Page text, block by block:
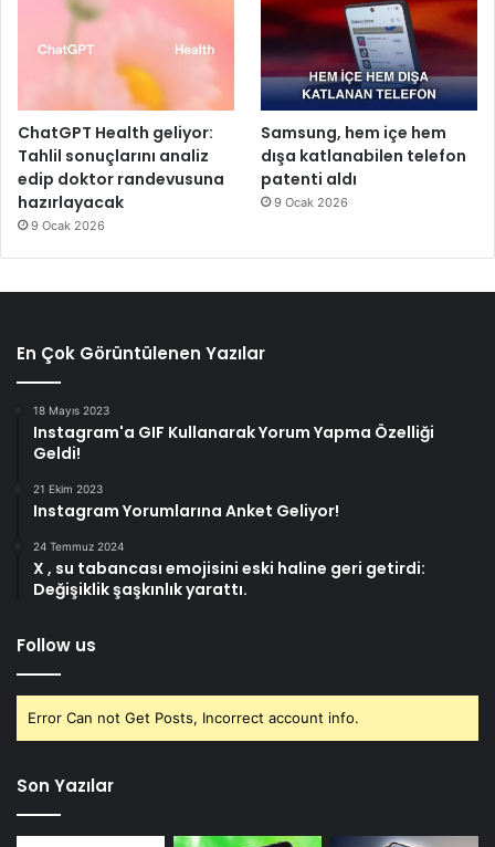
ChatGPT Health geliyor:
Tahlil sonuçlarını analiz
edip doktor randevusuna
hazırlayacak
9 Ocak 2026
Samsung, hem içe hem
dışa katlanabilen telefon
patenti aldı
9 Ocak 2026
En Çok Görüntülenen Yazılar
18 Mayıs 2023
Instagram'a GIF Kullanarak Yorum Yapma Özelliği
Geldi!
21 Ekim 2023
Instagram Yorumlarına Anket Geliyor!
24 Temmuz 2024
X , su tabancası emojisini eski haline geri getirdi:
Değişiklik şaşkınlık yarattı.
Follow us
Error Can not Get Posts, Incorrect account info.
Son Yazılar